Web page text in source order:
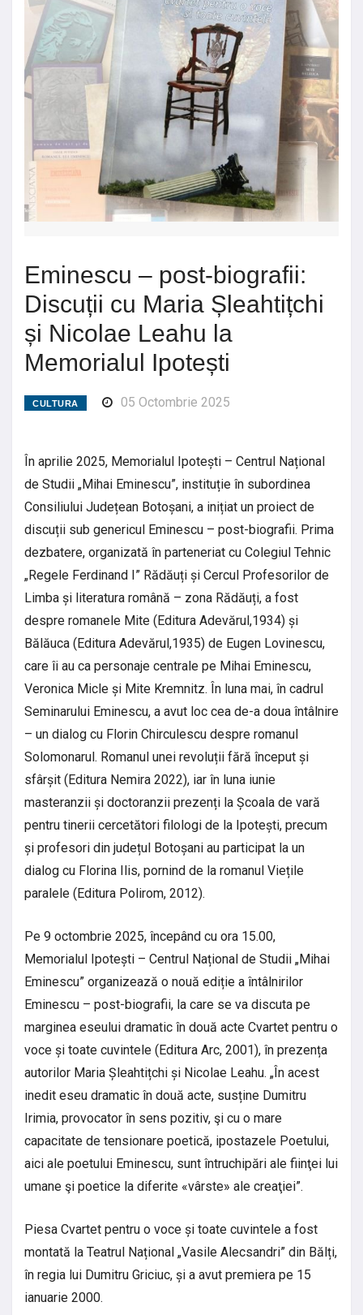
Eminescu – post-biografii:
Discuții cu Maria Șleahtițchi
și Nicolae Leahu la
Memorialul Ipotești
CULTURA 05 Octombrie 2025
În aprilie 2025, Memorialul Ipotești – Centrul Național
de Studii „Mihai Eminescu”, instituție în subordinea
Consiliului Județean Botoșani, a inițiat un proiect de
discuții sub genericul Eminescu – post-biografii. Prima
dezbatere, organizată în parteneriat cu Colegiul Tehnic
„Regele Ferdinand I” Rădăuți și Cercul Profesorilor de
Limba și literatura română – zona Rădăuți, a fost
despre romanele Mite (Editura Adevărul,1934) și
Bălăuca (Editura Adevărul,1935) de Eugen Lovinescu,
care îi au ca personaje centrale pe Mihai Eminescu,
Veronica Micle și Mite Kremnitz. În luna mai, în cadrul
Seminarului Eminescu, a avut loc cea de-a doua întâlnire
– un dialog cu Florin Chirculescu despre romanul
Solomonarul. Romanul unei revoluții fără început și
sfârșit (Editura Nemira 2022), iar în luna iunie
masteranzii și doctoranzii prezenți la Școala de vară
pentru tinerii cercetători filologi de la Ipotești, precum
și profesori din județul Botoșani au participat la un
dialog cu Florina Ilis, pornind de la romanul Viețile
paralele (Editura Polirom, 2012).
Pe 9 octombrie 2025, începând cu ora 15.00,
Memorialul Ipotești – Centrul Național de Studii „Mihai
Eminescu” organizează o nouă ediție a întâlnirilor
Eminescu – post-biografii, la care se va discuta pe
marginea eseului dramatic în două acte Cvartet pentru o
voce și toate cuvintele (Editura Arc, 2001), în prezența
autorilor Maria Șleahtițchi și Nicolae Leahu. „În acest
inedit eseu dramatic în două acte, susține Dumitru
Irimia, provocator în sens pozitiv, şi cu o mare
capacitate de tensionare poetică, ipostazele Poetului,
aici ale poetului Eminescu, sunt întruchipări ale fiinţei lui
umane şi poetice la diferite «vârste» ale creaţiei”.
Piesa Cvartet pentru o voce și toate cuvintele a fost
montată la Teatrul Național „Vasile Alecsandri” din Bălți,
în regia lui Dumitru Griciuc, și a avut premiera pe 15
ianuarie 2000.